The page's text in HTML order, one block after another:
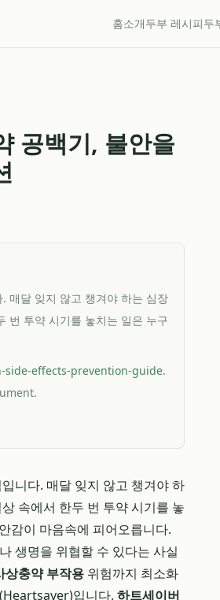
홈소개두부 레시피두
공백기, 불안을
매달 잊지 않고 챙겨야 하는 심장
번 투약 시기를 놓치는 일은 누구
effects-prevention-guide.
니다. 매달 잊지 않고 챙겨야 하
속에서 한두 번 투약 시기를 놓
감이 마음속에 피어오릅니다.
생명을 위협할 수 있다는 사실
상충약 부작용 위험까지 최소화
(Heartsaver)입니다. 하트세이버